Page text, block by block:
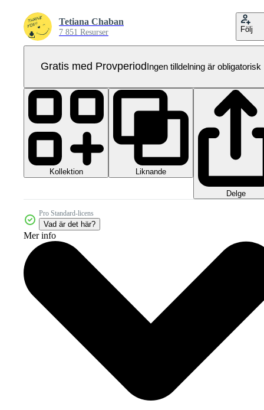
Tetiana Chaban
7 851 Resurser Följ
Gratis med ProvperiodIngen tilldelning är obligatorisk
Kollektion Liknande
Delge
Pro Standard-licens
Vad är det här?
Mer info